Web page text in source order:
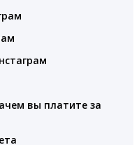
вы платите за